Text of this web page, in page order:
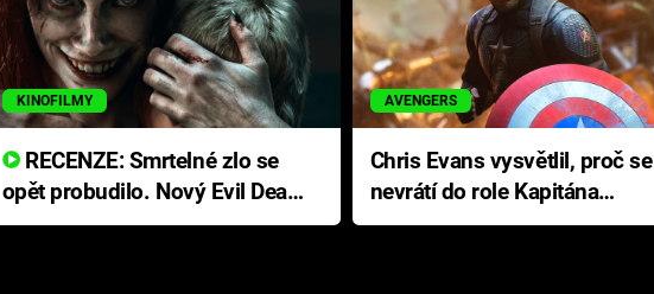
KINOFILMY
RECENZE: Smrtelné zlo se
opět probudilo. Nový Evil Dead
přichází s neodolatelnou
AVENGERS
Chris Evans vysvětlil, proč se
nevrátí do role Kapitána
Ameriky